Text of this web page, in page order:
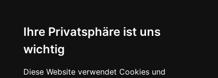
Ihre Privatsphäre ist uns
wichtig
Diese Website verwendet Cookies und
Seite wählen